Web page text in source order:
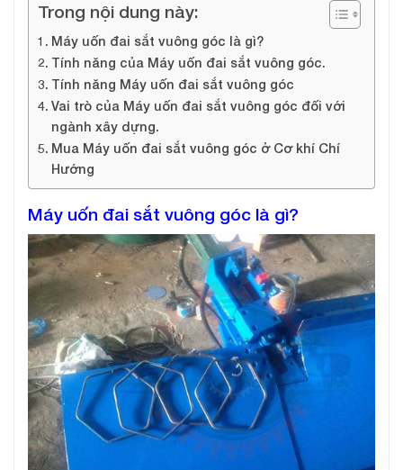
Trong nội dung này:
Máy uốn đai sắt vuông góc là gì?
Tính năng của Máy uốn đai sắt vuông góc.
Tính năng Máy uốn đai sắt vuông góc
Vai trò của Máy uốn đai sắt vuông góc đối với
ngành xây dựng.
Mua Máy uốn đai sắt vuông góc ở Cơ khí Chí
Hướng
Máy uốn đai sắt vuông góc là gì?